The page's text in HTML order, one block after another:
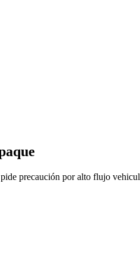
precaución por alto flujo